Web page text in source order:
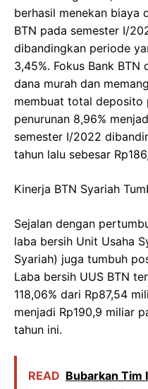
berhasil menekan biaya
BTN pada semester I/
dibandingkan periode
3,45%. Fokus Bank
dana murah dan
membuat total deposito
penurunan 8,96%
semester I/2022
tahun lalu sebesar
Kinerja BTN Syariah
Sejalan dengan
laba bersih Unit Usaha
Syariah) juga tumbuh
Laba bersih UUS BTN
118,06% dari Rp87,54
menjadi Rp190,9 miliar
tahun ini.
READ Bubarkan Tim